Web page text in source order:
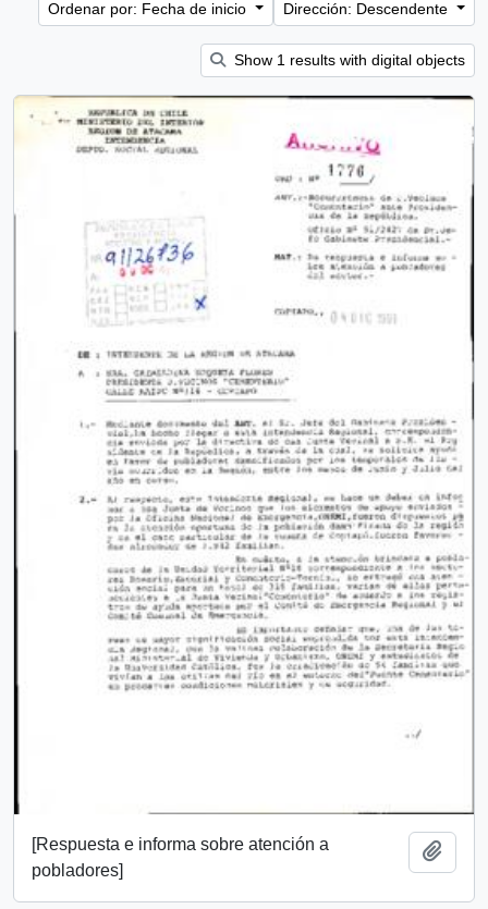
Ordenar por: Fecha de inicio
Dirección: Descendente
Show 1 results with digital objects
[Respuesta e informa sobre atención a
pobladores]